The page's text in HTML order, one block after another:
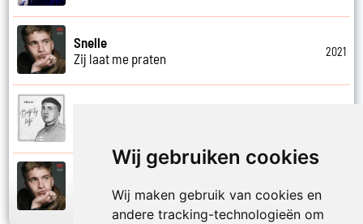
Wij gebruiken cookies
Wij maken gebruik van cookies en
andere tracking-technologieën om
Snelle
Zij laat me praten
2021
Zonder jas naar buiten